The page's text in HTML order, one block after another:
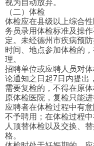
视为自动放弃。
（二）体检
体检应在县级以上综合
务员录用体检标准及操
定。未经德州市疾病预
时间、地点参加体检的
理。
招聘单位或应聘人员对
论通知之日起7日内提出
需要复检的，不得在原
原体检医院，复检只能
应聘者在体检过程中有
不予聘用；在体检过程
人顶替体检以及交换、
格。